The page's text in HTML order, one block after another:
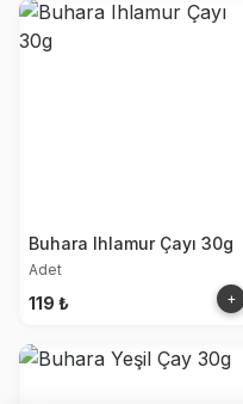
Buhara Ihlamur Çayı 30g
Adet
119 ₺ +